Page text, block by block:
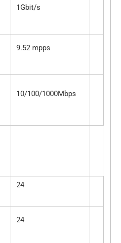
1Gbit/s
9.52 mpps
10/100/1000Mbps
24
24